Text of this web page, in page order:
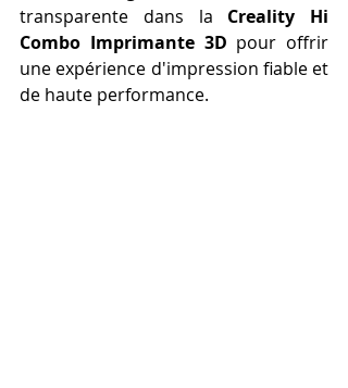
transparente dans la Creality Hi
Combo Imprimante 3D pour offrir
une expérience d'impression fiable et
de haute performance.